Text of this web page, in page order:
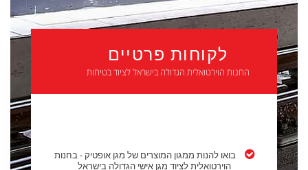
לקוחות פרטיים
החנות הוירטואלית הגדולה בישראל לציוד בטיחות
בואו להנות ממגון המוצרים של מגן אופטיק - בחנות
הוירטואלית לציוד מגן אישי הגדולה בישראל